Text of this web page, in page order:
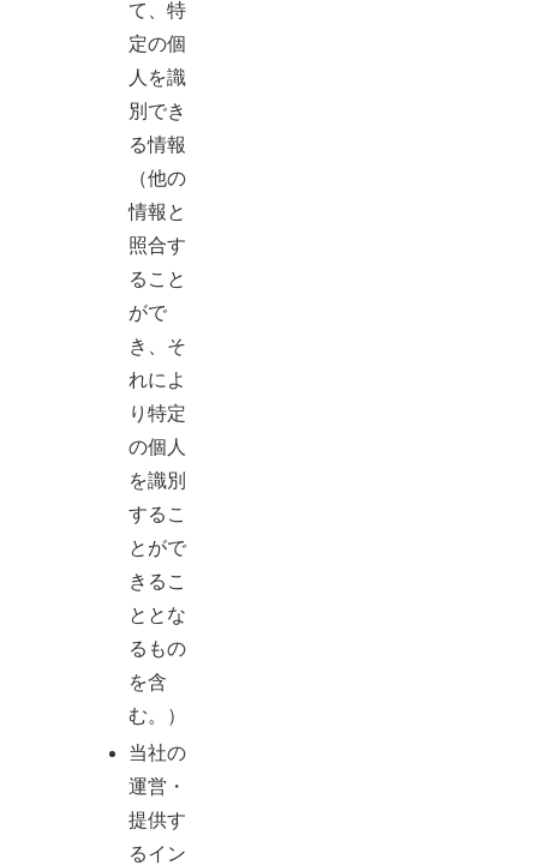
て、特
定の個
人を識
別でき
る情報
（他の
情報と
照合す
ること
がで
き、そ
れによ
り特定
の個人
を識別
するこ
とがで
きるこ
ととな
るもの
を含
む。）
当社の
運営・
提供す
るイン